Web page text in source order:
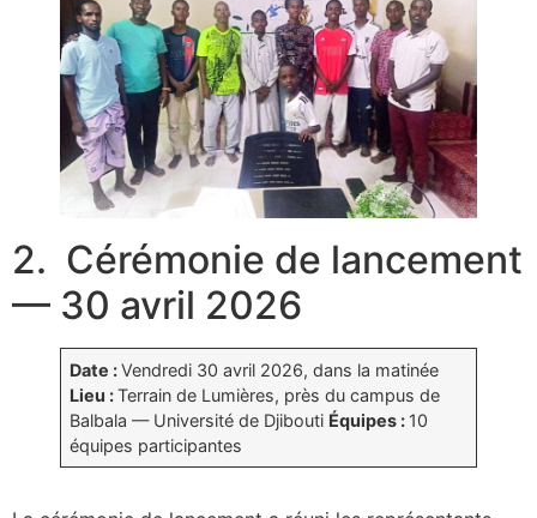
2. Cérémonie de lancement
— 30 avril 2026
Date :Vendredi 30 avril 2026, dans la matinée
Lieu :Terrain de Lumières, près du campus de
Balbala — Université de Djibouti Équipes : 10
équipes participantes